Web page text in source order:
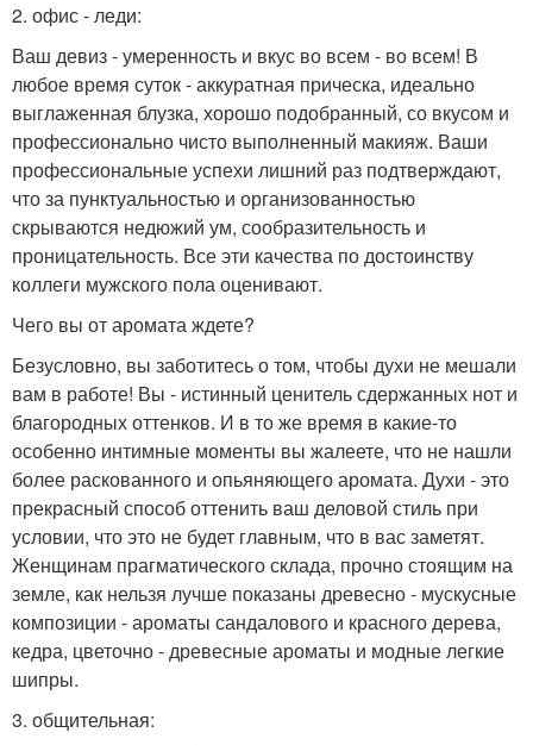
2. офис - леди:
Ваш девиз - умеренность и вкус во всем - во всем! В
любое время суток - аккуратная прическа, идеально
выглаженная блузка, хорошо подобранный, со вкусом и
профессионально чисто выполненный макияж. Ваши
профессиональные успехи лишний раз подтверждают,
что за пунктуальностью и организованностью
скрываются недюжий ум, сообразительность и
проницательность. Все эти качества по достоинству
коллеги мужского пола оценивают.
Чего вы от аромата ждете?
Безусловно, вы заботитесь о том, чтобы духи не мешали
вам в работе! Вы - истинный ценитель сдержанных нот и
благородных оттенков. И в то же время в какие-то
особенно интимные моменты вы жалеете, что не нашли
более раскованного и опьяняющего аромата. Духи - это
прекрасный способ оттенить ваш деловой стиль при
условии, что это не будет главным, что в вас заметят.
Женщинам прагматического склада, прочно стоящим на
земле, как нельзя лучше показаны древесно - мускусные
композиции - ароматы сандалового и красного дерева,
кедра, цветочно - древесные ароматы и модные легкие
шипры.
3. общительная: